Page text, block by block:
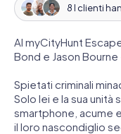
8 I clienti
Al myCityHunt
Bond e Jason
Spietati criminali
Solo lei e la sua
smartphone, acume
il loro nascondiglio